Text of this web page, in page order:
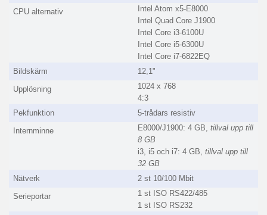
CPU alternativ
Intel Atom x5-E8000
Intel Quad Core J1900
Intel Core i3-6100U
Intel Core i5-6300U
Intel Core i7-6822EQ
Bildskärm
12,1"
Upplösning
1024 x 768
4:3
Pekfunktion
5-trådars resistiv
Internminne
E8000/J1900: 4 GB, tillval upp till
8 GB
i3, i5 och i7: 4 GB,tillval upp till
32 GB
Nätverk
2 st 10/100 Mbit
Serieportar
1 st ISO RS422/485
1 st ISO RS232